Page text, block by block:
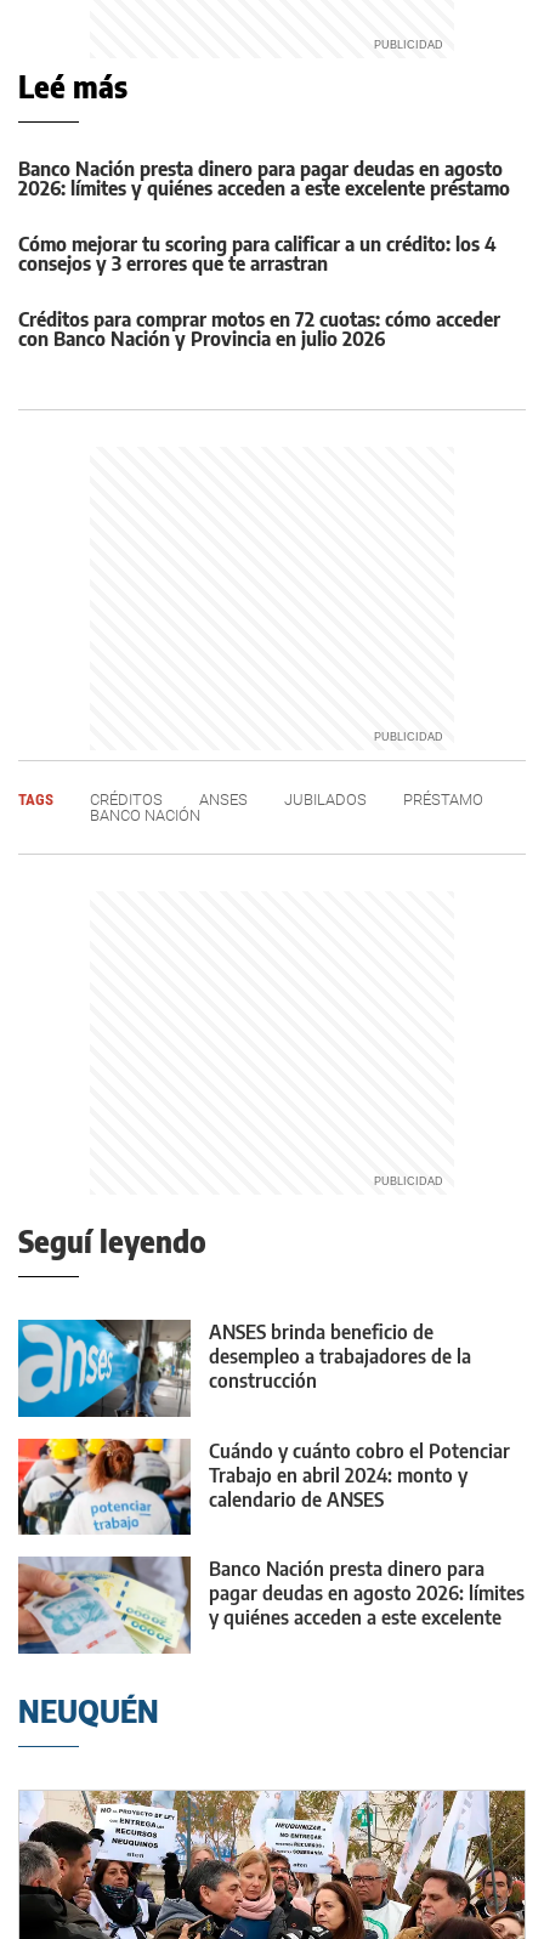
Leé más
Banco Nación presta dinero para pagar deudas en agosto
2026: límites y quiénes acceden a este excelente préstamo
Cómo mejorar tu scoring para calificar a un crédito: los 4
consejos y 3 errores que te arrastran
Créditos para comprar motos en 72 cuotas: cómo acceder
con Banco Nación y Provincia en julio 2026
TAGS CRÉDITOS ANSES JUBILADOS
PRÉSTAMO
BANCO NACIÓN
Seguí leyendo
ANSES brinda beneficio de
desempleo a trabajadores de la
construcción
Cuándo y cuánto cobro el Potenciar
Trabajo en abril 2024: monto y
calendario de ANSES
Banco Nación presta dinero para
pagar deudas en agosto 2026: límites
y quiénes acceden a este excelente
NEUQUÉN